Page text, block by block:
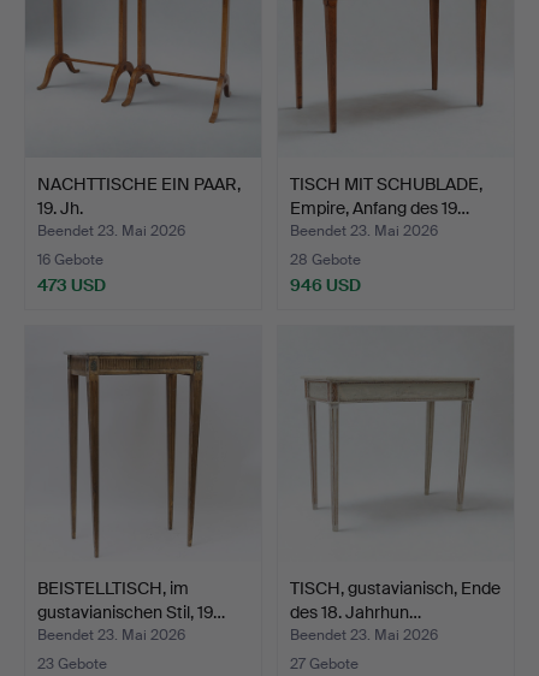
NACHTTISCHE EIN PAAR,
19. Jh.
Beendet 23. Mai 2026
16 Gebote
473 USD
TISCH MIT SCHUBLADE,
Empire, Anfang des 19…
Beendet 23. Mai 2026
28 Gebote
946 USD
BEISTELLTISCH, im
gustavianischen Stil, 19…
Beendet 23. Mai 2026
23 Gebote
TISCH, gustavianisch, Ende
des 18. Jahrhun…
Beendet 23. Mai 2026
27 Gebote